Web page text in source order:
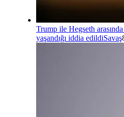
Trump ile Hegseth
yaşandığı iddia edildiSavaş